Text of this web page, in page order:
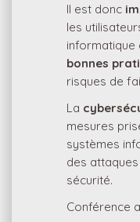
Il est donc
les
informatique
bonnes
risques de
La
mesures
systèmes
des
sécurité.
Conférence